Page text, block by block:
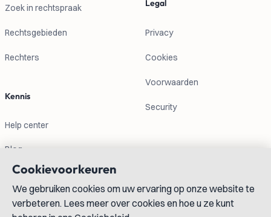
Zoek in rechtspraak
Rechtsgebieden
Rechters
Kennis
Help center
Blog
Legal
Privacy
Cookies
Voorwaarden
Security
Contactgegevens
Cookievoorkeuren
We gebruiken cookies om uw ervaring op onze website te
verbeteren. Lees meer over cookies en hoe u ze kunt